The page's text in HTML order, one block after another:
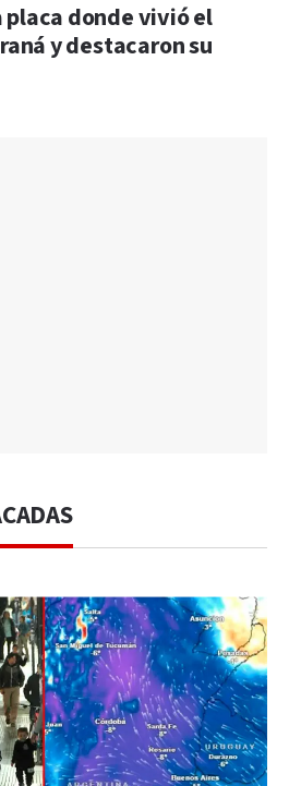
placa donde vivió el
y destacaron su